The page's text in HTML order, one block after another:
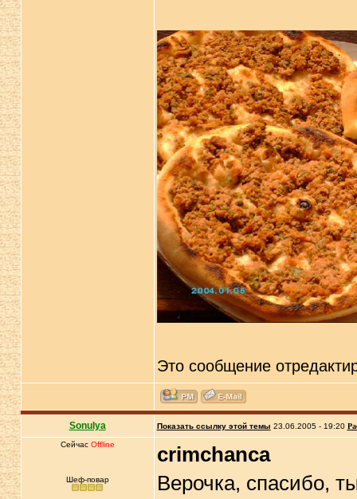
Это сообщение
Sonulya Показать ссылку этой темы 23.06.2005 - 19:20
Сейчас Offline
Шеф-повар
crimchanca
Верочка, спасибо,